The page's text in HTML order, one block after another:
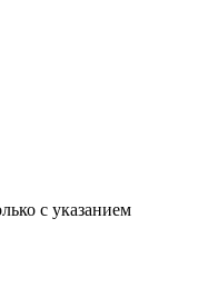
с указанием